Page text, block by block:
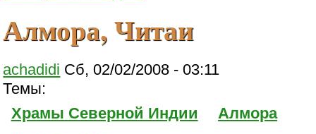
Алмора, Читаи
achadidi Сб, 02/02/2008 - 03:11
Темы:
Храмы Северной Индии
Алмора